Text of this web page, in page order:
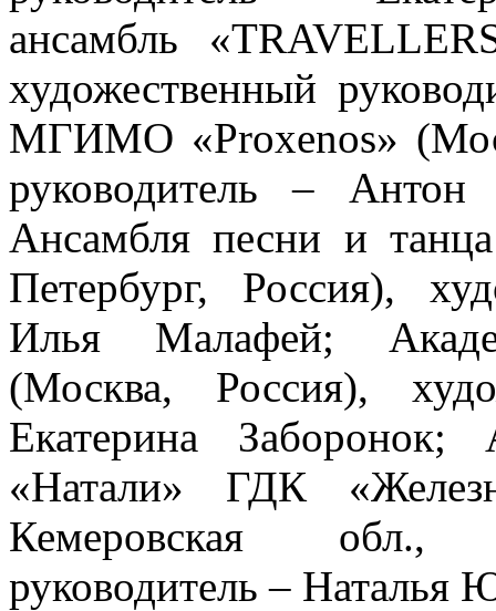
ансамбль
художественный
МГИМО «Proxenos»
руководитель –
Ансамбля песни и
Петербург, Россия),
Илья Малафей;
(Москва, Россия),
Екатерина Заборонок;
«Натали» ГДК
Кемеровская обл.,
руководитель – Наталья